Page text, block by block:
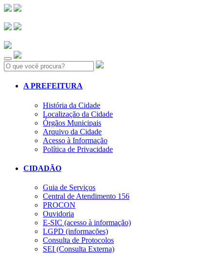
Search:
A PREFEITURA
História da Cidade
Localização da Cidade
Órgãos Municipais
Arquivo da Cidade
Acesso à Informação
Política de Privacidade
CIDADÃO
Guia de Serviços
Central de Atendimento 156
PROCON
Ouvidoria
E-SIC (acesso à informação)
LGPD (informações)
Consulta de Protocolos
SEI (Consulta Externa)